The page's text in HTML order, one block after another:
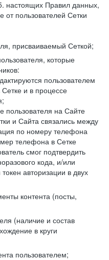
настоящих Правил данных,
от пользователей Сетки
присваиваемый Сеткой;
которые
пользователем
и в процессе
пользователя на Сайте
и Сайта связались между
по номеру телефона
телефона в Сетке
смог подтвердить
кода, и/или
авторизации в двух
контента (посты,
(наличие и состав
в круги
пользователем;